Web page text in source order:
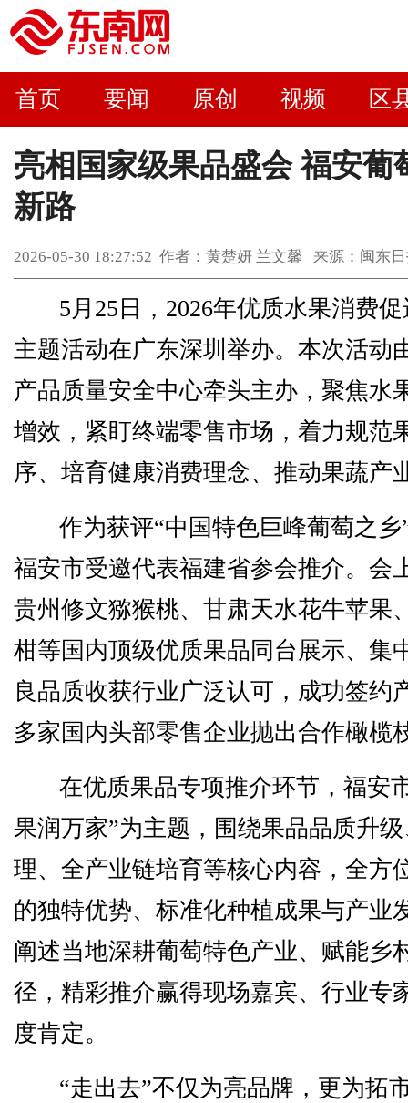
首页 要闻 原创 视频 区
亮相国家级果品盛会 福安葡
新路
2026-05-30 18:27:52 作者：黄楚妍 兰文馨 来源：闽东
5月25日，2026年优质水果消费
主题活动在广东深圳举办。本次活动
产品质量安全中心牵头主办，聚焦水
增效，紧盯终端零售市场，着力规范
序、培育健康消费理念、推动果蔬产
作为获评“中国特色巨峰葡萄之
福安市受邀代表福建省参会推介。会
贵州修文猕猴桃、甘肃天水花牛苹果
柑等国内顶级优质果品同台展示、集
良品质收获行业广泛认可，成功签约
多家国内头部零售企业抛出合作橄榄
在优质果品专项推介环节，福安
果润万家”为主题，围绕果品品质升
理、全产业链培育等核心内容，全方
的独特优势、标准化种植成果与产业
阐述当地深耕葡萄特色产业、赋能乡
径，精彩推介赢得现场嘉宾、行业专
度肯定。
“走出去”不仅为亮品牌，更为拓